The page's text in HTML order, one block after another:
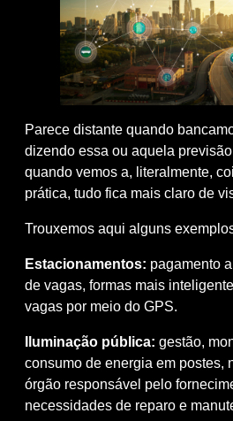
Parece distante quando
dizendo essa ou aquela
quando vemos a, literalmente,
prática, tudo fica mais claro de
Trouxemos aqui alguns
Estacionamentos: pagamento
de vagas, formas mais
vagas por meio do GPS.
Iluminação pública: gestão,
consumo de energia em postes,
órgão responsável pelo
necessidades de reparo e